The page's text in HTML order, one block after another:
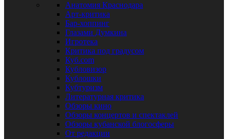
Анатомия Краснодара
Арт-критика
Бар-хоппинг
Глазами Думкина
Игротека
Критика под градусом
Куб.com
Кубловизор
Кублошки
Кубтуризм
Литературная критика
Обзоры кино
Обзоры концертов и спектаклей
Обзоры кубанской блогосферы
От редакции